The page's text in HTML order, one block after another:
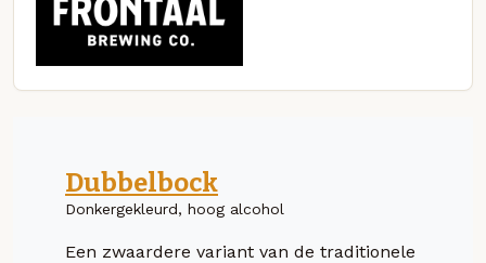
Dubbelbock
Donkergekleurd, hoog alcohol
Een zwaardere variant van de traditionele